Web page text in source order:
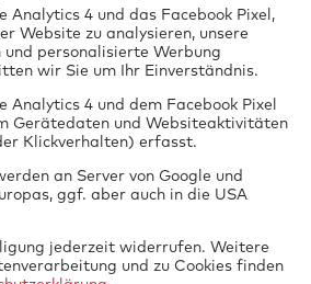
als Kfz-
in Fahrzeugen